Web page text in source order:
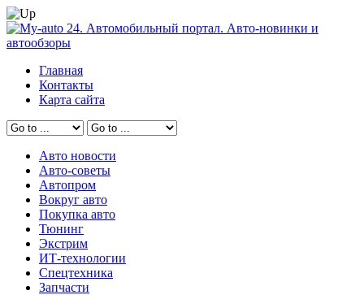
Главная
Контакты
Карта сайта
Авто новости
Авто-советы
Автопром
Вокруг авто
Покупка авто
Тюнинг
Экстрим
ИТ-технологии
Спецтехника
Запчасти